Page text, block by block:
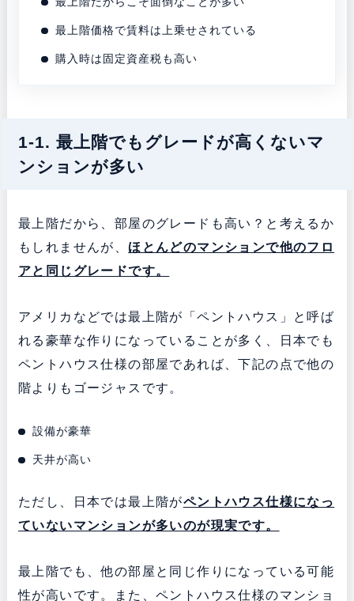
最上階価格で賃料は上乗せされている
購入時は固定資産税も高い
1-1. 最上階でもグレードが高くないマ
ンションが多い
最上階だから、部屋のグレードも高い？と考えるか
もしれませんが、 ほとんどのマンションで他のフロ
アと同じグレードです。
アメリカなどでは最上階が「ペントハウス」と呼ば
れる豪華な作りになっていることが多く、日本でも
ペントハウス仕様の部屋であれば、下記の点で他の
階よりもゴージャスです。
設備が豪華
天井が高い
ただし、日本では最上階がペントハウス仕様になっ
ていないマンションが多いのが現実です。
最上階でも、他の部屋と同じ作りになっている可能
性が高いです。また、ペントハウス仕様のマンショ